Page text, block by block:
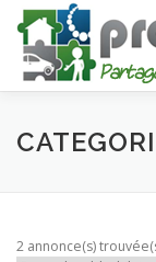
Aller
contenu
CATEGORIES
2 annonce(s)